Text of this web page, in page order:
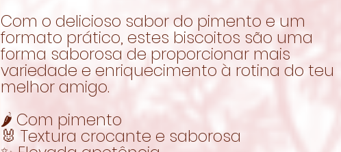
Com o delicioso sabor do pimento e um
formato prático, estes biscoitos são uma
forma saborosa de proporcionar mais
variedade e enriquecimento à rotina do teu
melhor amigo.
🌶️ Com pimento
🐰 Textura crocante e saborosa